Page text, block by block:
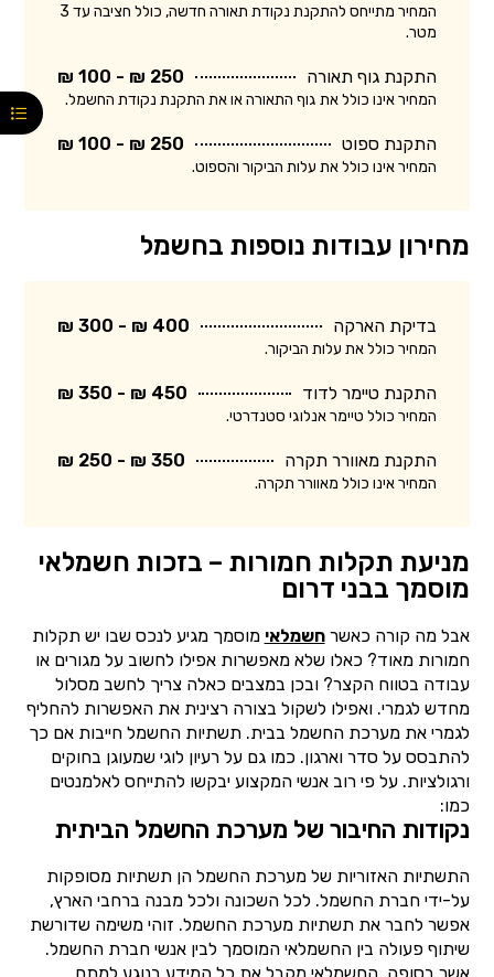
המחיר מתייחס להתקנת נקודת תאורה חדשה, כולל חציבה עד 3
מטר.
התקנת גוף תאורה 250 ₪ - 100 ₪
המחיר אינו כולל את גוף התאורה או את התקנת נקודת החשמל.
התקנת ספוט 250 ₪ - 100 ₪
המחיר אינו כולל את עלות הביקור והספוט.
מחירון עבודות נוספות בחשמל
בדיקת הארקה 400 ₪ - 300 ₪
המחיר כולל את עלות הביקור.
התקנת טיימר לדוד 450 ₪ - 350 ₪
המחיר כולל טיימר אנלוגי סטנדרטי.
התקנת מאוורר תקרה 350 ₪ - 250 ₪
המחיר אינו כולל מאוורר תקרה.
מניעת תקלות חמורות – בזכות חשמלאי
מוסמך בבני דרום
אבל מה קורה כאשרחשמלאי מוסמך מגיע לנכס שבו יש תקלות
חמורות מאוד? כאלו שלא מאפשרות אפילו לחשוב על מגורים או
עבודה בטווח הקצר? ובכן במצבים כאלה צריך לחשב מסלול
מחדש לגמרי. ואפילו לשקול בצורה רצינית את האפשרות להחליף
לגמרי את מערכת החשמל בבית. תשתיות החשמל חייבות אם כך
להתבסס על סדר וארגון. כמו גם על רעיון לוגי שמעוגן בחוקים
ורגולציות. על פי רוב אנשי המקצוע יבקשו להתייחס לאלמנטים
כמו:
נקודות החיבור של מערכת החשמל הביתית
התשתיות האזוריות של מערכת החשמל הן תשתיות מסופקות
על-ידי חברת החשמל. לכל השכונה ולכל מבנה ברחבי הארץ,
אפשר לחבר את תשתיות מערכת החשמל. זוהי משימה שדורשת
שיתוף פעולה בין החשמלאי המוסמך לבין אנשי חברת החשמל.